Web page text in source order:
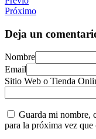
Próximo
Deja un
Nombre
Email
Sitio Web o Tienda
Guarda mi nombre,
para la próxima vez que